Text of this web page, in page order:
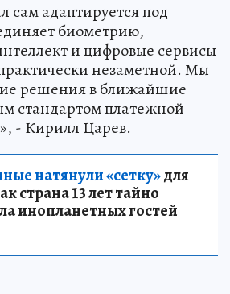
сам адаптируется под
биометрию,
и цифровые сервисы
незаметной. Мы
решения в ближайшие
стандартом платежной
- Кирилл Царев.
натянули «сетку»для
страна 13 лет тайно
инопланетных гостей